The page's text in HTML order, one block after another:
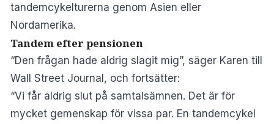
tandemcykelturerna genom Asien eller
Nordamerika.
Tandem efter pensionen
“Den frågan hade aldrig slagit mig”, säger Karen till
Wall Street Journal, och fortsätter:
“Vi får aldrig slut på samtalsämnen. Det är för
mycket gemenskap för vissa par. En tandemcykel